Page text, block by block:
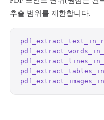
추출 범위를 제한합니다.